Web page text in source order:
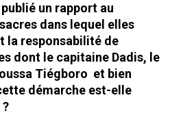
un rapport au
dans lequel elles
la responsabilité de
dont le capitaine Dadis, le
Tiégboro et bien
démarche est-elle